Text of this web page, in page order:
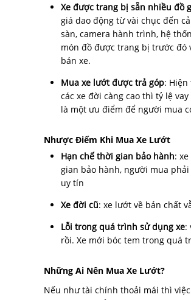
Xe được trang bị sẵn nhiều đồ
giá dao động từ vài chục đến
sàn, camera hành trình, hệ
món đồ được trang bị trước đó
bán xe.
Mua xe lướt được trả góp:
các xe đời càng cao thì tỷ lệ
là một ưu điểm để người mua
Nhược Điểm Khi Mua Xe Lướt
Hạn chế thời gian bảo hành:
gian bảo hành, người mua
uy tín
Xe đời cũ: xe lướt về bản chất
Lỗi trong quá trình sử dụng xe:
rồi. Xe mới bóc tem trong quá
Những Ai Nên Mua Xe Lướt?
Nếu như tài chính thoải mái thì